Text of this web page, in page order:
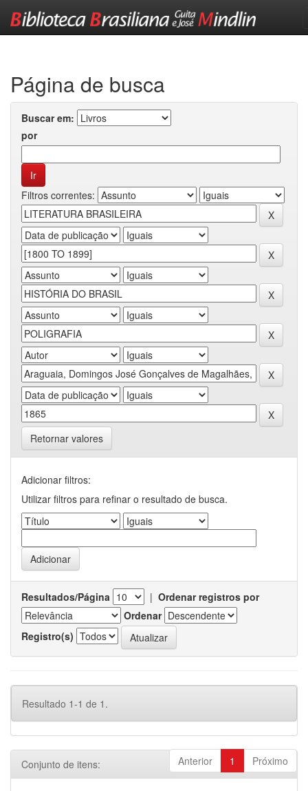
Página de busca
Buscar em:
por
Filtros correntes:
Retornar valores
Adicionar filtros:
Utilizar filtros para refinar o resultado de busca.
Resultados/Página | Ordenar registros por
Ordenar
Registro(s)
Resultado 1-1 de 1.
Anterior 1 Próximo
Conjunto de itens: